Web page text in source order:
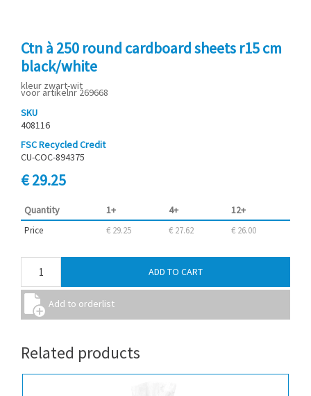
Ctn à 250 round cardboard sheets r15 cm
black/white
kleur zwart-wit
voor artikelnr 269668
SKU
408116
FSC Recycled Credit
CU-COC-894375
€ 29.25
Quantity 1+ 4+ 12+
Price € 29.25 € 27.62 € 26.00
Related products